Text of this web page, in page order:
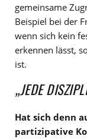
gemeinsame
Beispiel bei der
wenn sich kein
erkennen lässt,
ist.
„JEDE
Hat sich denn
partizipative